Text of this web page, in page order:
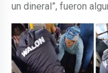
un dineral”, fueron